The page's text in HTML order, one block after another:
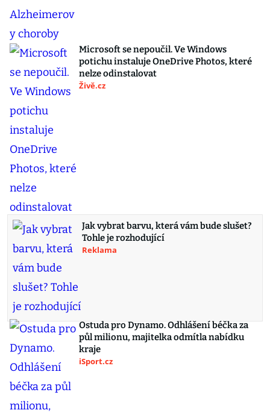
Microsoft se nepoučil. Ve Windows
potichu instaluje OneDrive Photos, které
nelze odinstalovat
Živě.cz
Jak vybrat barvu, která vám bude slušet?
Tohle je rozhodující
Reklama
Ostuda pro Dynamo. Odhlášení béčka za
půl milionu, majitelka odmítla nabídku
kraje
iSport.cz